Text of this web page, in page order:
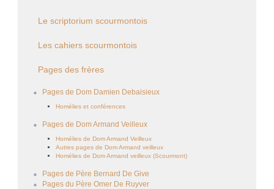
Le scriptorium scourmontois
Les cahiers scourmontois
Pages des frères
Pages de Dom Damien Debaisieux
Homélies et conférences
Pages de Dom Armand Veilleux
Homélies de Dom Armand Veilleux
Autres pages de Dom Armand veilleux
Homélies de Dom Armand veilleux (Scourmont)
Pages de Père Bernard De Give
Pages du Père Omer De Ruyver